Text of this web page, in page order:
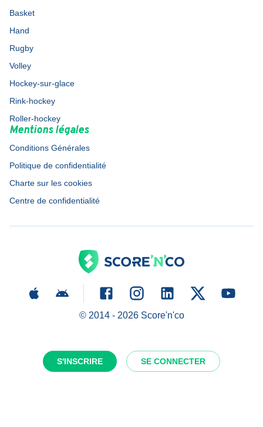
S'INSCRIRE SE CONNECTER
Basket
Hand
Rugby
Volley
Hockey-sur-glace
Rink-hockey
Roller-hockey
Mentions légales
Conditions Générales
Politique de confidentialité
Charte sur les cookies
Centre de confidentialité
© 2014 - 2026Score'n'co